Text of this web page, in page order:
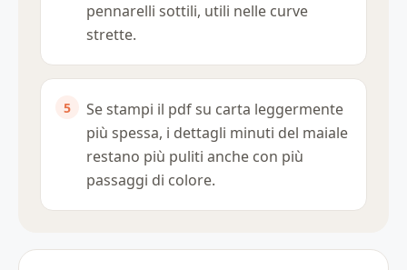
pennarelli sottili, utili nelle curve
strette.
Se stampi il pdf su carta leggermente
più spessa, i dettagli minuti del maiale
restano più puliti anche con più
passaggi di colore.